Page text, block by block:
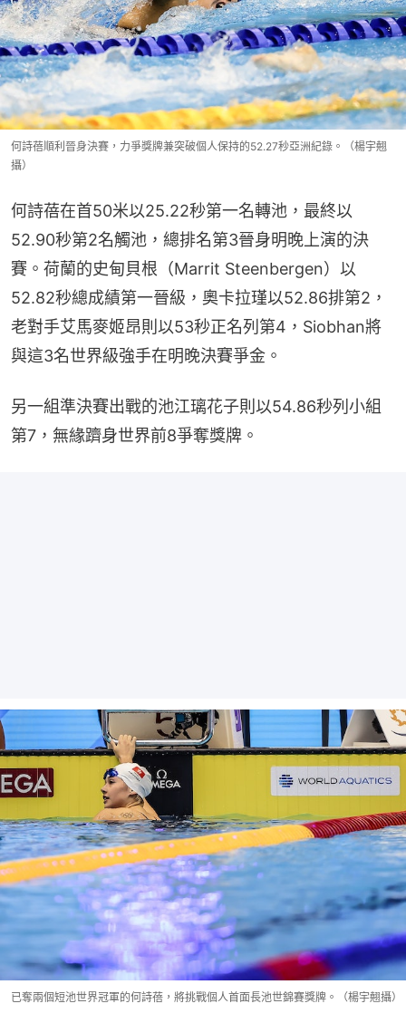
何詩蓓順利晉身決賽，力爭獎牌兼突破個人保持的52.27秒亞洲紀錄。（楊宇翹
攝）
何詩蓓在首50米以25.22秒第一名轉池，最終以
52.90秒第2名觸池，總排名第3晉身明晚上演的決
賽。荷蘭的史甸貝根（Marrit Steenbergen）以
52.82秒總成績第一晉級，奧卡拉瑾以52.86排第2，
老對手艾馬麥姬昂則以53秒正名列第4，Siobhan將
與這3名世界級強手在明晚決賽爭金。
另一組準決賽出戰的池江璃花子則以54.86秒列小組
第7，無緣躋身世界前8爭奪獎牌。
已奪兩個短池世界冠軍的何詩蓓，將挑戰個人首面長池世錦賽獎牌。（楊宇翹攝）